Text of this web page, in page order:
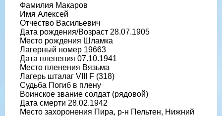
Фамилия Макаров
Имя Алексей
Отчество Васильевич
Дата рождения/Возраст 28.07.1905
Место рождения Шламка
Лагерный номер 19663
Дата пленения 07.10.1941
Место пленения Вязьма
Лагерь шталаг VIII F (318)
Судьба Погиб в плену
Воинское звание солдат (рядовой)
Дата смерти 28.02.1942
Место захоронения Пира, р-н Пельтен, Нижний